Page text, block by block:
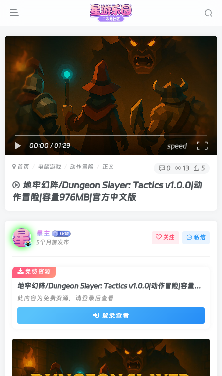
00:00 /01:29 speed
首页 电脑游戏 动作冒险 正文 0 13 5
地牢幻阵/Dungeon Slayer: Tactics v1.0.0|动
作冒险|容量976MB|官方中文版
星主
5个月前发布
关注 私信
地牢幻阵/Dungeon Slayer: Tactics v1.0.0|动作冒险|容量976MB|官方中文版
此内容为免费资源，请登录后查看
登录查看
免费资源